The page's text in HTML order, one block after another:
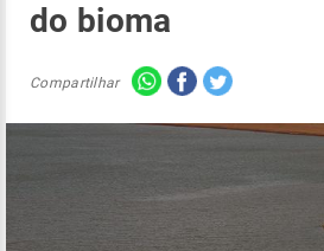
do bioma
Compartilhar